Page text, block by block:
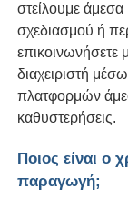
στείλουμε
σχεδιασμού ή
επικοινωνήσετε
διαχειριστή
πλατφορμών
καθυστερήσεις.
Ποιος είναι ο
παραγωγή;